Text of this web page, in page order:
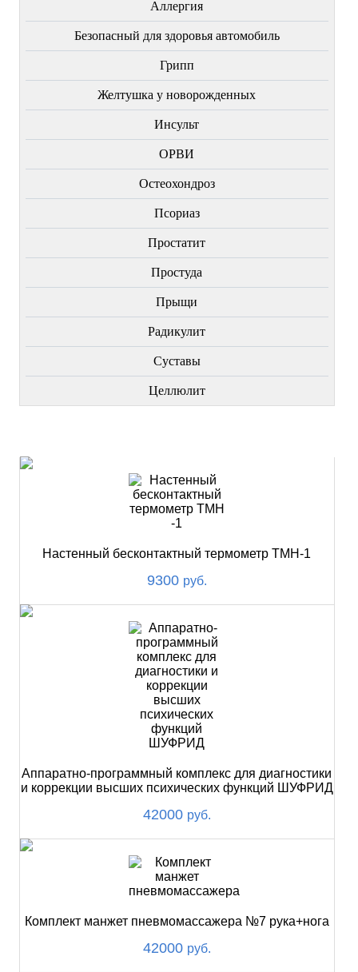
Аллергия
Безопасный для здоровья автомобиль
Грипп
Желтушка у новорожденных
Инсульт
ОРВИ
Остеохондроз
Пcориаз
Простатит
Простуда
Прыщи
Радикулит
Суставы
Целлюлит
Настенный бесконтактный термометр ТМН-1
9300 руб.
Аппаратно-программный комплекс для диагностики
и коррекции высших психических функций ШУФРИД
42000 руб.
Комплект манжет пневмомассажера №7 рука+нога
42000 руб.